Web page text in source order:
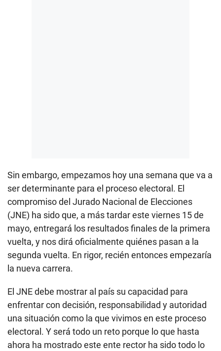
Sin embargo, empezamos hoy una semana que va a
ser determinante para el proceso electoral. El
compromiso del Jurado Nacional de Elecciones
(JNE) ha sido que, a más tardar este viernes 15 de
mayo, entregará los resultados finales de la primera
vuelta, y nos dirá oficialmente quiénes pasan a la
segunda vuelta. En rigor, recién entonces empezaría
la nueva carrera.
El JNE debe mostrar al país su capacidad para
enfrentar con decisión, responsabilidad y autoridad
una situación como la que vivimos en este proceso
electoral. Y será todo un reto porque lo que hasta
ahora ha mostrado este ente rector ha sido todo lo